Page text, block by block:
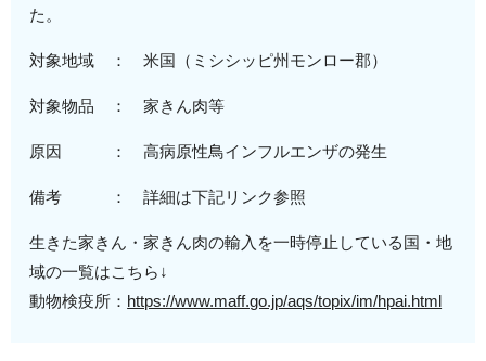
た。
対象地域 ： 米国（ ミシシッピ州モンロー郡）
対象物品 ： 家きん肉等
原因 ： 高病原性鳥インフルエンザの発生
備考 ： 詳細は下記リンク参照
生きた家きん・家きん肉の輸入を一時停止している国・地
域の一覧はこちら↓
動物検疫所： https://www.maff.go.jp/aqs/topix/im/hpai.html